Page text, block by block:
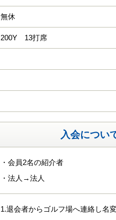
無休
200Y 13打席
入会につい
・会員2名の紹介者
・法人→法人
1.退会者からゴルフ場へ連絡し名